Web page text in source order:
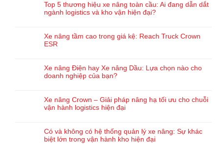
Top 5 thương hiệu xe nâng toàn cầu: Ai đang dẫn dắt
ngành logistics và kho vận hiện đại?
Xe nâng tầm cao trong giá kệ: Reach Truck Crown
ESR
Xe nâng Điện hay Xe nâng Dầu: Lựa chọn nào cho
doanh nghiệp của bạn?
Xe nâng Crown – Giải pháp nâng hạ tối ưu cho chuỗi
vận hành logistics hiện đại
Có và không có hệ thống quản lý xe nâng: Sự khác
biệt lớn trong vận hành kho hiện đại